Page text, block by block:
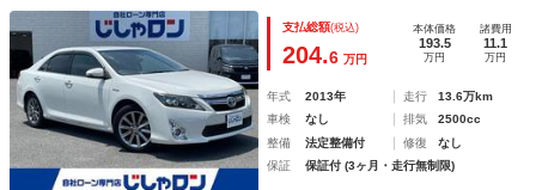
オ バックカメラ ドライブレコーダー 純正メタリック１７
インチアルミ 本革巻きハンドル ＬＥＤヘッドランプ ＬＥ
Ｄフォグランプ
支払総額(税込)
204.6 万円
本体価格
193.5
万円
諸費用
11.1
万円
年式 2013年 走行
13.6万km
車検
なし 排気
2500cc
整備
法定整備付 修復
なし
保証
保証付 (3ヶ月・走行無制限)